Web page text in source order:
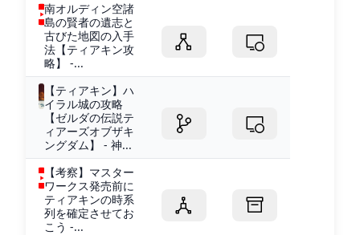
南オルディン空諸
島の賢者の遺志と
古びた地図の入手
法【ティアキン攻
略】 -...
【ティアキン】ハ
イラル城の攻略
【ゼルダの伝説テ
ィアーズオブザキ
ングダム】 - 神...
【考察】マスター
ワークス発売前に
ティアキンの時系
列を確定させてお
こう -...